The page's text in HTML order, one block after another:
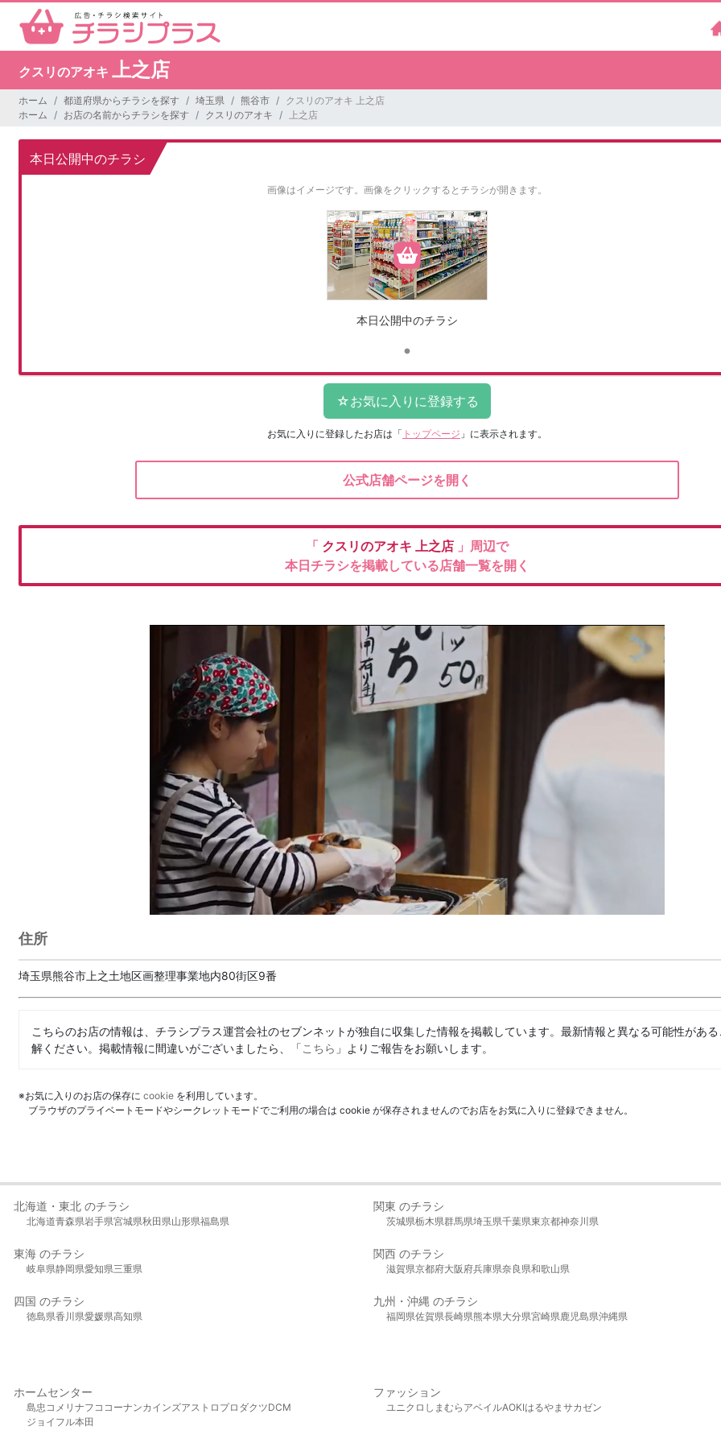
クスリのアオキ 上之店
ホーム 都道府県からチラシを探す 埼玉県 熊谷市
クスリのアオキ 上之店
ホーム
お店の名前からチラシを探す クスリのアオキ 上之店
本日公開中のチラシ
画像はイメージです。 画像をクリックするとチラシが開きます。
本日公開中のチラシ
お気に入りに登録したお店は 「 トップページ 」に表示されます。
公式店舗ページを開く
「 クスリのアオキ 上之店 」周辺で
本日チラシを掲載している店舗一覧を開く
住所
埼玉県熊谷市上之土地区画整理事業地内80街区9番
こちらのお店の情報は、チラシプラス運営会社のセブンネットが独自に収集した情報を掲載しています。最新情報と異なる可能性があ
解ください。掲載情報に間違いがございましたら、「こちら 」よりご報告をお願いします。
※お気に入りのお店の保存に cookie を利用しています。
ブラウザのプライベートモードやシークレットモードでご利用の場合は cookie が保存されませんのでお店をお気に入りに登録できません。
北海道・東北 のチラシ
北海道青森県岩手県宮城県秋田県山形県福島県
関東 のチラシ
茨城県栃木県群馬県埼玉県千葉県東京都神奈川県
東海 のチラシ
岐阜県静岡県愛知県三重県
関西 のチラシ
滋賀県京都府大阪府兵庫県奈良県和歌山県
四国 のチラシ
徳島県香川県愛媛県高知県
九州・沖縄 のチラシ
福岡県佐賀県長崎県熊本県大分県宮崎県鹿児島県沖縄県
ホームセンター
島忠 コメリ ナフコ コーナンカインズアストロプロダクツDCM
ジョイフル本田
ファッション
ユニクロ しまむら アベイルAOKIはるやま サカゼン